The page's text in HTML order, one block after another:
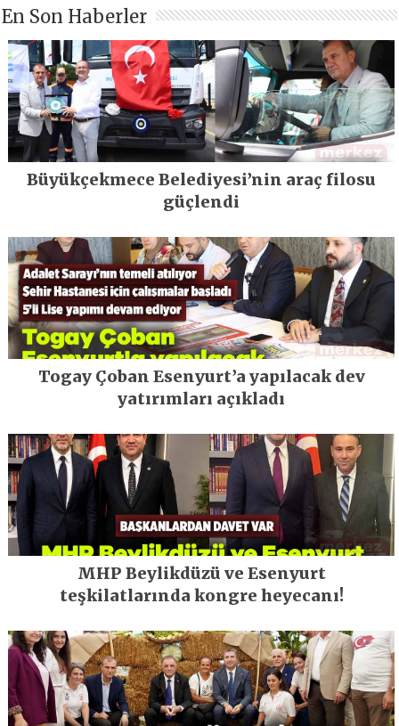
En Son Haberler
Büyükçekmece Belediyesi’nin araç filosu
güçlendi
Togay Çoban Esenyurt’a yapılacak dev
yatırımları açıkladı
MHP Beylikdüzü ve Esenyurt
teşkilatlarında kongre heyecanı!